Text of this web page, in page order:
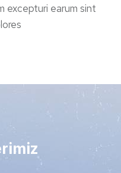
excepturi earum sint